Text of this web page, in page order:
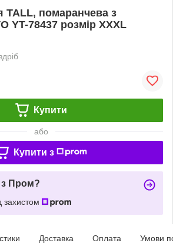
TALL, помаранчева з
YT-78437 розмір XXXL
Купити
або
Купити з
з Пром?
захистом
Доставка Оплата Умови